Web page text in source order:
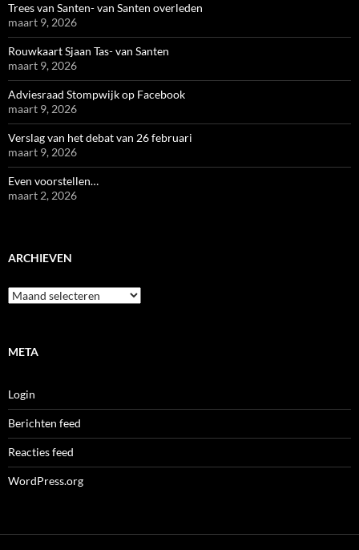
Trees van Santen- van Santen overleden
maart 9, 2026
Rouwkaart Sjaan Tas- van Santen
maart 9, 2026
Adviesraad Stompwijk op Facebook
maart 9, 2026
Verslag van het debat van 26 februari
maart 9, 2026
Even voorstellen…
maart 2, 2026
ARCHIEVEN
Archieven
META
Login
Berichten feed
Reacties feed
WordPress.org